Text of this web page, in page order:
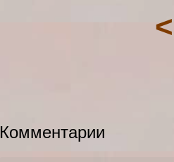
Комментарии